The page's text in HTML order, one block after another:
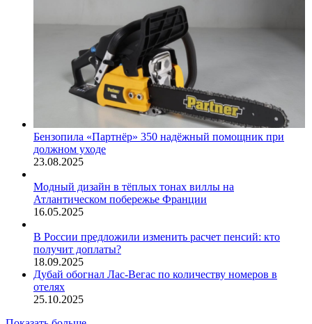
Бензопила «Партнёр» 350 надёжный помощник при
должном уходе
23.08.2025
Модный дизайн в тёплых тонах виллы на
Атлантическом побережье Франции
16.05.2025
В России предложили изменить расчет пенсий: кто
получит доплаты?
18.09.2025
Дубай обогнал Лас-Вегас по количеству номеров в
отелях
25.10.2025